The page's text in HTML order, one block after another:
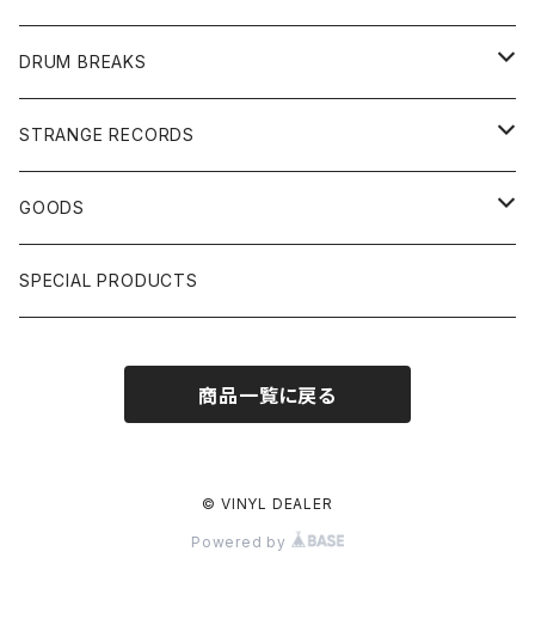
JAPANESE DJ
7"/12"
DONUTS 45
GIRLS
HIPHOP CLASSIC GALLERY
日本語ラップ CLASSIC GALLERY
DRUM BREAKS
US/UK/OTHERS
JAPANESE
STRANGE RECORDS
DRUM DRUM DRUM/KARAOKE
パチソン/AUDIO CHECK/LIBRARY
GOODS
BOOK
SPECIAL PRODUCTS
商品一覧に戻る
© VINYL DEALER
Powered by